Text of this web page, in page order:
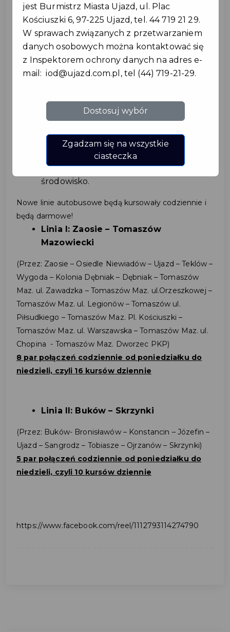
prostszy, a dostęp do pociągów w kierunku Łodzi i
Tomaszowa Mazowieckiego – jeszcze łatwiejszy.
Dlaczego warto?
Darmowy transport przez cały tydzień –
codzienne kursy dla wszystkich
mieszkańców!
kolejowych w kierunku Łodzi i
Tomaszowa Mazowieckiego.
uczelnię czy do urzędów.
Mniej samochodów na drogach to
większe bezpieczeństwo i troska o
środowisko.
Nowe linie autobusowe będą kursowały codziennie i
będą darmowe!
Linia I: Zaosie – Tomaszów
Mazowiecki
(Przez: Zaosie – Osiedle Niewiadów – Ujazd – Teklów –
Wygoda – Kolonia Dębniak – Dębniak – Tomaszów
Maz. ul. Zawadzka – Tomaszów Maz. ul.Orzeszkowej –
Tomaszów Maz. ul. Legionów – Tomaszów ul.
Piłsudkiego – Tomaszów Maz. Pl. Kościuszki –
Tomaszów Maz. ul. Warszawska – Tomaszów Maz. ul.
Chopina - Tomaszów Maz. Dworzec PKP)
8 par połączeń codziennie od poniedziałku do
niedzieli, czyli 16 kursów dziennie
Linia II: Buków – Skrzynki
(Przez: Buków- Bronisławów – Konstancin – Józefin –
Ujazd – Sangrodz – Tobiasze – Ojrzanów – Skrzynki)
5 par połączeń codziennie od poniedziałku do
niedzieli, czyli 10 kursów dziennie
https://www.facebook.com/reel/1112793114274790
jest Burmistrz Miasta Ujazd, ul. Plac
Kościuszki 6, 97-225 Ujazd, tel. 44 719 21 29.
W sprawach związanych z przetwarzaniem
danych osobowych można kontaktować się
z Inspektorem ochrony danych na adres e-
mail:iod@ujazd.com.pl , tel (44) 719-21-29.
Dostosuj wybór
Zgadzam się na wszystkie
ciasteczka